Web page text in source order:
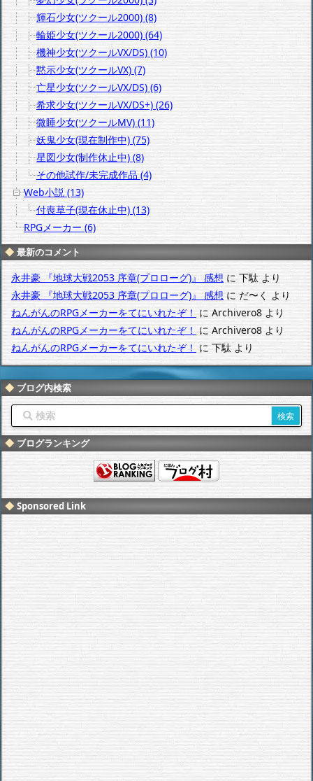
輝石少女(ツクール2000) (8)
輪姫少女(ツクール2000) (64)
機神少女(ツクールVX/DS) (10)
黙示少女(ツクールVX) (7)
亡星少女(ツクールVX/DS) (6)
希求少女(ツクールVX/DS+) (26)
微睡少女(ツクールMV) (11)
妖鬼少女(現在制作中) (75)
星図少女(制作休止中) (8)
その他試作/未完成作品 (4)
Web小説 (13)
付喪草子(現在休止中) (13)
RPGメーカー (6)
最新のコメント
永井豪 『地球大戦2053 序章(プロローグ)』 感想 に下駄より
永井豪 『地球大戦2053 序章(プロローグ)』 感想にだ〜く より
ねんがんのRPGメーカーをてにいれたぞ！ に Archivero8 より
ねんがんのRPGメーカーをてにいれたぞ！ に Archivero8より
ねんがんのRPGメーカーをてにいれたぞ！に下駄より
ブログ内検索
ブログランキング
Sponsored Link